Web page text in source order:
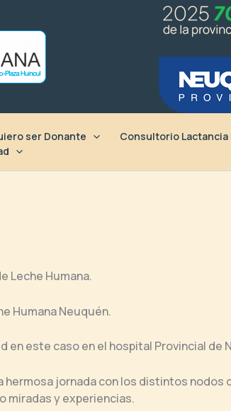
ser Donante Consultorio Lactancia
Leche Humana.
Humana Neuquén.
en este caso en el hospital Provincial de
jornada con los distintos nodos
miradas y experiencias.